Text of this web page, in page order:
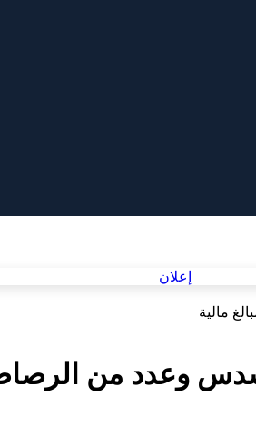
مالية
وعدد من